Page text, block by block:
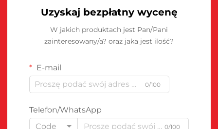
Uzyskaj bezpłatny wycenę
W jakich produktach jest Pan/Pani
zainteresowany/a? oraz jaka jest ilość?
E-mail
0/100
Telefon/WhatsApp
Code
0/100